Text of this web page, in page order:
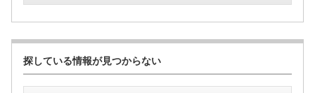
探している情報が見つからない